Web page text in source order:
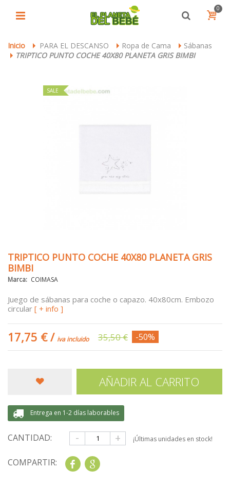
0
Inicio > PARA EL DESCANSO > Ropa de Cama > Sábanas
> TRIPTICO PUNTO COCHE 40X80 PLANETA GRIS BIMBI
SALE
TRIPTICO PUNTO COCHE 40X80 PLANETA GRIS
BIMBI
Marca: COIMASA
Juego de sábanas para coche o capazo. 40x80cm. Embozo
circular [ + info ]
17,75 €/ iva incluido 35,50 € -50%
AÑADIR AL CARRITO
Entrega en 1-2 días laborables
CANTIDAD: - + ¡Últimas unidades en stock!
COMPARTIR: Share